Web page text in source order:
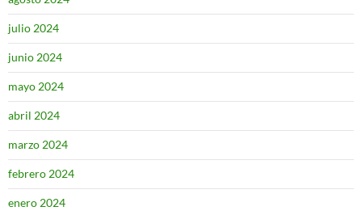
julio 2024
junio 2024
mayo 2024
abril 2024
marzo 2024
febrero 2024
enero 2024